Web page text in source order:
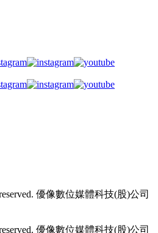
優像數位媒體科技(股)公司
優像數位媒體科技(股)公司